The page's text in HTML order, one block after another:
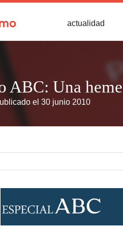
actualidad
ABC: Una
el 30 junio 2010